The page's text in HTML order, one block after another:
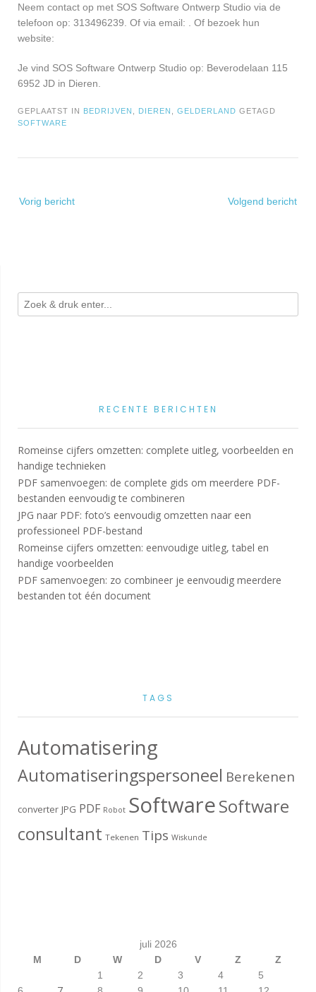
Neem contact op met SOS Software Ontwerp Studio via de
telefoon op: 313496239. Of via email:
. Of bezoek hun
website:
Je vind SOS Software Ontwerp Studio op: Beverodelaan 115
6952 JD in Dieren.
GEPLAATST IN BEDRIJVEN DIEREN GELDERLAND GETAGD
SOFTWARE
navigatie
Vorig bericht Volgend bericht
RECENTE BERICHTEN
Romeinse cijfers omzetten: complete uitleg, voorbeelden en
handige technieken
PDF samenvoegen: de complete gids om meerdere PDF-
bestanden eenvoudig te combineren
JPG naar PDF: foto’s eenvoudig omzetten naar een
professioneel PDF-bestand
Romeinse cijfers omzetten: eenvoudige uitleg, tabel en
handige voorbeelden
PDF samenvoegen: zo combineer je eenvoudig meerdere
bestanden tot één document
TAGS
Automatisering
Automatiseringspersoneel Berekenen
converter JPG PDF Robot SoftwareSoftware
consultant Tekenen Tips Wiskunde
juli 2026
M
D W D V Z
Z
1
2 3 4
5